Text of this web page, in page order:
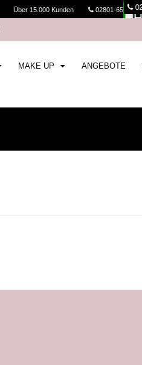
Über 15.000 Kunden 02801-6564
MAKE UP ANGEBOTE